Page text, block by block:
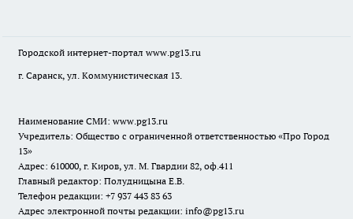
Городской интернет-портал www.pg13.ru
г. Саранск, ул. Коммунистическая 13.
Наименование СМИ: www.pg13.ru
Учредитель: Общество с ограниченной ответственностью «Про Город
13»
Адрес: 610000, г. Киров, ул. М. Гвардии 82, оф.411
Главный редактор: Полудницына Е.В.
Телефон редакции: +7 937 443 83 63
Адрес электронной почты редакции: info@pg13.ru